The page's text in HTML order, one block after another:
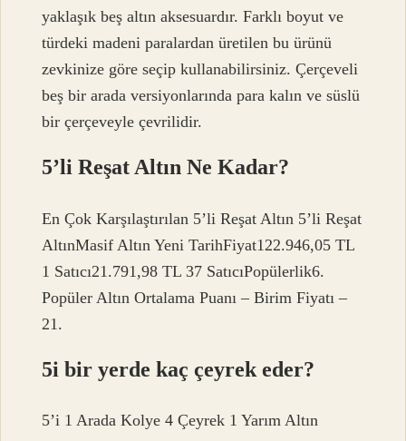
yaklaşık beş altın aksesuardır. Farklı boyut ve
türdeki madeni paralardan üretilen bu ürünü
zevkinize göre seçip kullanabilirsiniz. Çerçeveli
beş bir arada versiyonlarında para kalın ve süslü
bir çerçeveyle çevrilidir.
5’li Reşat Altın Ne Kadar?
En Çok Karşılaştırılan 5’li Reşat Altın 5’li Reşat
AltınMasif Altın Yeni TarihFiyat122.946,05 TL
1 Satıcı21.791,98 TL 37 SatıcıPopülerlik6.
Popüler Altın Ortalama Puanı – Birim Fiyatı –
21.
5i bir yerde kaç çeyrek eder?
5’i 1 Arada Kolye 4 Çeyrek 1 Yarım Altın